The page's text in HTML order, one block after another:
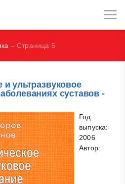
В.М.
– Страница 5
и ультразвуковое
суставов -
Год
выпуска:
2006
Автор: